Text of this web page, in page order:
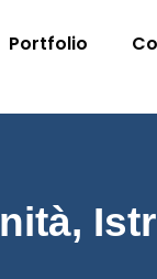
Portfolio